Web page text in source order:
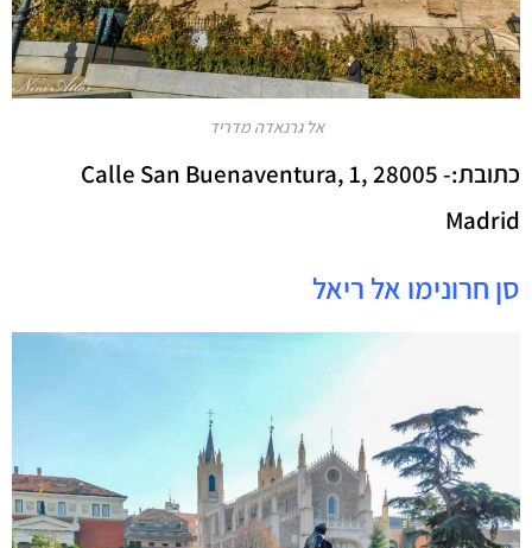
אל גרנאדה מדריד
כתובת:-Calle San Buenaventura, 1, 28005
Madrid
סן חרונימו אל ריאל